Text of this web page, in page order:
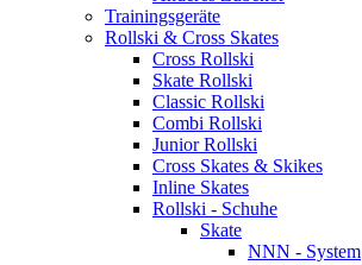
Trainingsgeräte
Rollski & Cross Skates
Cross Rollski
Skate Rollski
Classic Rollski
Combi Rollski
Junior Rollski
Cross Skates & Skikes
Inline Skates
Rollski - Schuhe
Skate
NNN - System